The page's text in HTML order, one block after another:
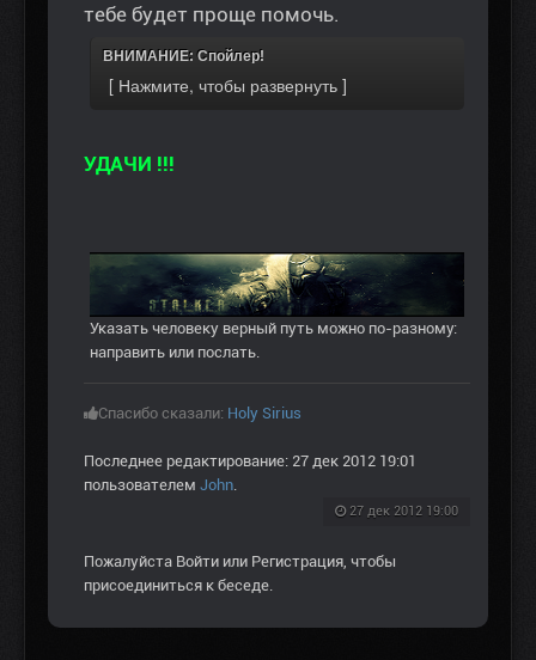
тебе будет проще помочь.
ВНИМАНИЕ: Спойлер!
УДАЧИ !!!
Указать человеку верный путь можно по-разному:
направить или послать.
Спасибо сказали: Holy Sirius
Последнее редактирование: 27 дек 2012 19:01
пользователем John
27 дек 2012 19:00
Пожалуйста Войти или Регистрация , чтобы
присоединиться к беседе.